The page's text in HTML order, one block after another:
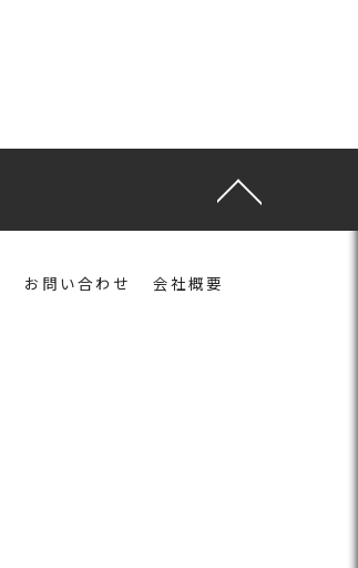
お問い合わせ
会社概要